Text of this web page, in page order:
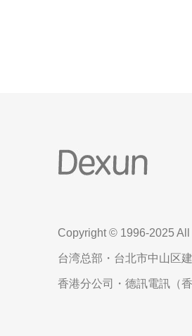
Copyright © 1996-2025 All
台湾总部・台北市中山区
香港分公司・德訊電訊（